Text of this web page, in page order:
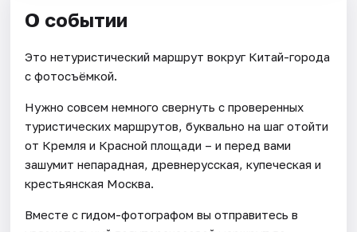
О событии
Это нетуристический маршрут вокруг Китай-города
с фотосъёмкой.
Нужно совсем немного свернуть с проверенных
туристических маршрутов, буквально на шаг отойти
от Кремля и Красной площади – и перед вами
зашумит непарадная, древнерусская, купеческая и
крестьянская Москва.
Вместе с гидом-фотографом вы отправитесь в